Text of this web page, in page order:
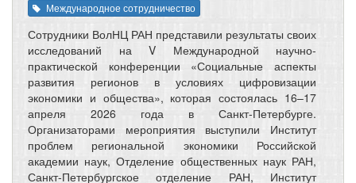
Международное сотрудничество
Сотрудники ВолНЦ РАН представили результаты своих
исследований на V Международной научно-
практической конференции «Социальные аспекты
развития регионов в условиях цифровизации
экономики и общества», которая состоялась 16–17
апреля 2026 года в Санкт-Петербурге.
Организаторами мероприятия выступили Институт
проблем региональной экономики Российской
академии наук, Отделение общественных наук РАН,
Санкт-Петербургское отделение РАН, Институт